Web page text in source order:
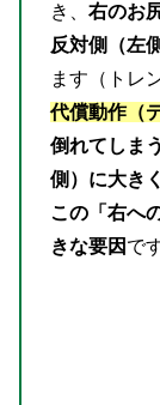
き、 右のお
反対側（左
ます（トレ
代償動作（
倒れてしま
側）に大き
この「右へ
きな要因 で